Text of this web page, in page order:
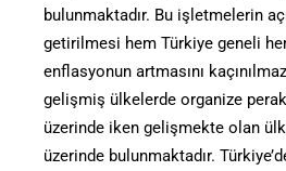
bulunmaktadır. Bu işletmelerin
getirilmesi hem Türkiye geneli
enflasyonun artmasını
gelişmiş ülkelerde organize
üzerinde iken gelişmekte olan
üzerinde bulunmaktadır.